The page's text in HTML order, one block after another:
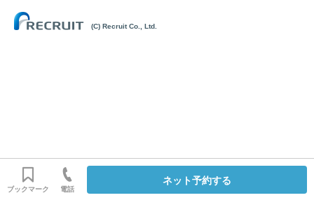
(C) Recruit Co., Ltd.
ブックマーク 電話
ネット予約する